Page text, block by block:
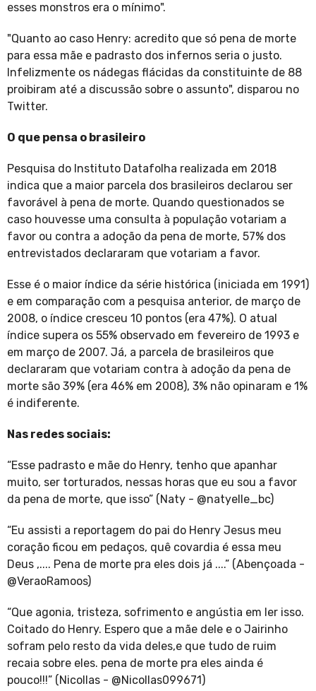
esses monstros era o mínimo".
"Quanto ao caso Henry: acredito que só pena de morte
para essa mãe e padrasto dos infernos seria o justo.
Infelizmente os nádegas flácidas da constituinte de 88
proibiram até a discussão sobre o assunto", disparou no
Twitter.
O que pensa o brasileiro
Pesquisa do Instituto Datafolha realizada em 2018
indica que a maior parcela dos brasileiros declarou ser
favorável à pena de morte. Quando questionados se
caso houvesse uma consulta à população votariam a
favor ou contra a adoção da pena de morte, 57% dos
entrevistados declararam que votariam a favor.
Esse é o maior índice da série histórica (iniciada em 1991)
e em comparação com a pesquisa anterior, de março de
2008, o índice cresceu 10 pontos (era 47%). O atual
índice supera os 55% observado em fevereiro de 1993 e
em março de 2007. Já, a parcela de brasileiros que
declararam que votariam contra à adoção da pena de
morte são 39% (era 46% em 2008), 3% não opinaram e 1%
é indiferente.
Nas redes sociais:
“Esse padrasto e mãe do Henry, tenho que apanhar
muito, ser torturados, nessas horas que eu sou a favor
da pena de morte, que isso” (Naty - @natyelle_bc)
“Eu assisti a reportagem do pai do Henry Jesus meu
coração ficou em pedaços, quê covardia é essa meu
Deus ,.... Pena de morte pra eles dois já ....” (Abençoada -
@VeraoRamoos)
“Que agonia, tristeza, sofrimento e angústia em ler isso.
Coitado do Henry. Espero que a mãe dele e o Jairinho
sofram pelo resto da vida deles,e que tudo de ruim
recaia sobre eles. pena de morte pra eles ainda é
pouco!!!” (Nicollas - @Nicollas099671)